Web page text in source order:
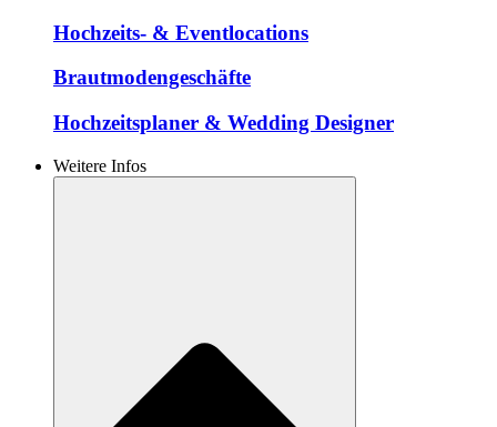
Hochzeits- & Eventlocations
Brautmodengeschäfte
Hochzeitsplaner & Wedding Designer
Weitere Infos